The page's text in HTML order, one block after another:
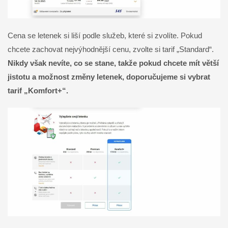
Cena se letenek si liší podle služeb, které si zvolíte. Pokud
chcete zachovat nejvýhodnější cenu, zvolte si tarif „Standard“.
Nikdy však nevíte, co se stane, takže pokud chcete mít větší
jistotu a možnost změny letenek, doporučujeme si vybrat
tarif „Komfort+“.